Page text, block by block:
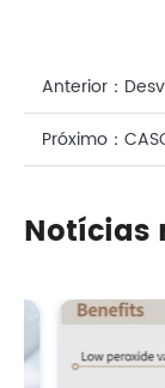
Anterior：
natural de
Próximo：
Notícias